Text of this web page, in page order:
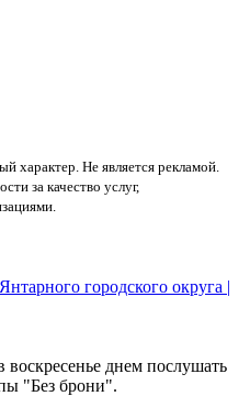
характер. Не является рекламой.
за качество услуг,
городского округа |
воскресенье днем послушать
"Без брони".